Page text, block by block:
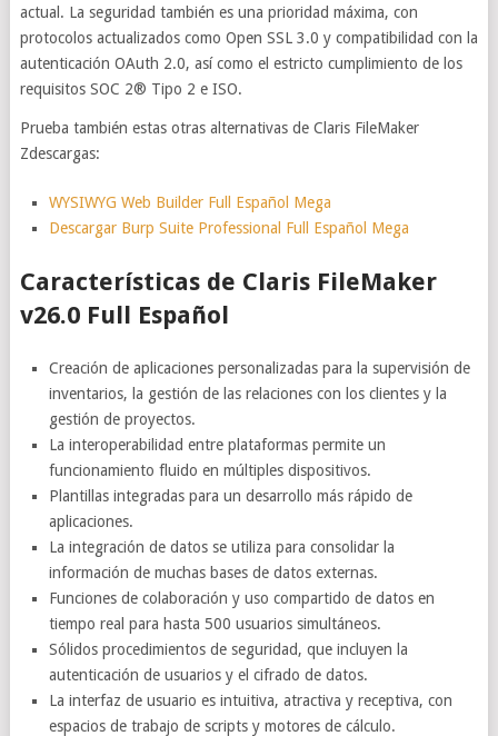
actual. La seguridad también es una prioridad máxima, con
protocolos actualizados como Open SSL 3.0 y compatibilidad con la
autenticación OAuth 2.0, así como el estricto cumplimiento de los
requisitos SOC 2® Tipo 2 e ISO.
Prueba también estas otras alternativas de Claris FileMaker
Zdescargas:
WYSIWYG Web Builder Full Español Mega
Descargar Burp Suite Professional Full Español Mega
Características de Claris FileMaker
v26.0 Full Español
Creación de aplicaciones personalizadas para la supervisión de
inventarios, la gestión de las relaciones con los clientes y la
gestión de proyectos.
La interoperabilidad entre plataformas permite un
funcionamiento fluido en múltiples dispositivos.
Plantillas integradas para un desarrollo más rápido de
aplicaciones.
La integración de datos se utiliza para consolidar la
información de muchas bases de datos externas.
Funciones de colaboración y uso compartido de datos en
tiempo real para hasta 500 usuarios simultáneos.
Sólidos procedimientos de seguridad, que incluyen la
autenticación de usuarios y el cifrado de datos.
La interfaz de usuario es intuitiva, atractiva y receptiva, con
espacios de trabajo de scripts y motores de cálculo.